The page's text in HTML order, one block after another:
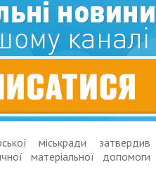
міськради затвердив
матеріальної допомоги